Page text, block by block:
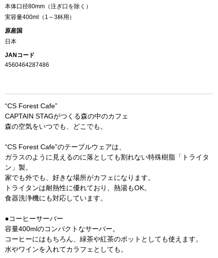
お買い物を続ける
本体口径80mm（注ぎ口を除く）
実容量400ml（1～3杯用）
原産国
日本
JANコード
4560464287486
“CS Forest Cafe”
CAPTAIN STAGがつくる森の中のカフェ
森の空気をいつでも、どこでも。
“CS Forest Cafe”のテーブルウェアは、
ガラスのように見えるのに落としても割れない特殊樹脂「トライタ
ン」製。
家でも外でも、好きな場所がカフェになります。
トライタンは耐熱性に優れており、熱湯もOK。
食器洗浄機にも対応しています。
●コーヒーサーバー
容量400mlのコンパクトなサーバー。
コーヒーにはもちろん、緑茶や紅茶のポットとしても使えます。
水やワインを入れてカラフェとしても。